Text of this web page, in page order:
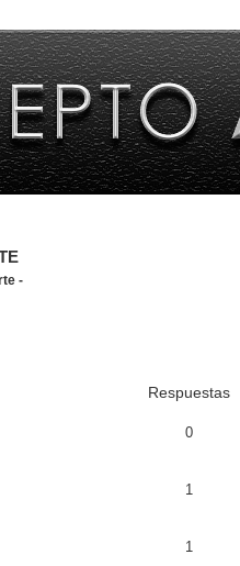
-
Respuestas
0
1
1